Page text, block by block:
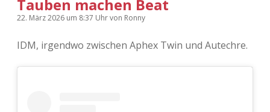
Kopfkinomusik
Nur mal so
Adventskalender 2010
Adventskalender 2011
instagram
Tauben machen Beat
22. März 2026 um 8:37 Uhrvon Ronny
IDM, irgendwo zwischen Aphex Twin und Autechre.